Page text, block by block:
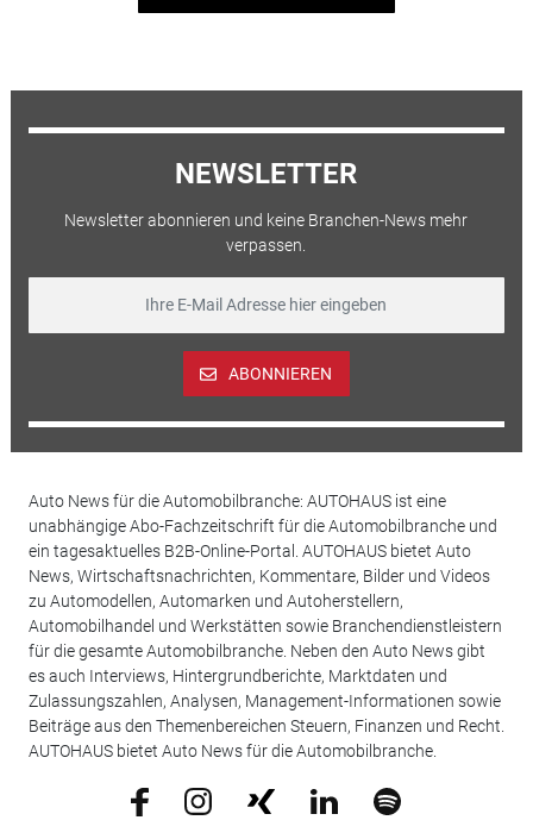
NEWSLETTER
Newsletter abonnieren und keine Branchen-News mehr
verpassen.
ABONNIEREN
Auto News für die Automobilbranche: AUTOHAUS ist eine
unabhängige Abo-Fachzeitschrift für die Automobilbranche und
ein tagesaktuelles B2B-Online-Portal. AUTOHAUS bietet Auto
News, Wirtschaftsnachrichten, Kommentare, Bilder und Videos
zu Automodellen, Automarken und Autoherstellern,
Automobilhandel und Werkstätten sowie Branchendienstleistern
für die gesamte Automobilbranche. Neben den Auto News gibt
es auch Interviews, Hintergrundberichte, Marktdaten und
Zulassungszahlen, Analysen, Management-Informationen sowie
Beiträge aus den Themenbereichen Steuern, Finanzen und Recht.
AUTOHAUS bietet Auto News für die Automobilbranche.